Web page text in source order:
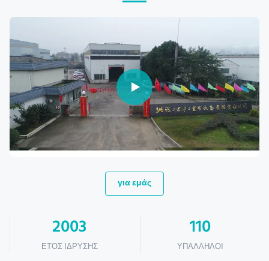
για εμάς
2003
ΈΤΟΣ ΊΔΡΥΣΗΣ
110
ΥΠΆΛΛΗΛΟΙ